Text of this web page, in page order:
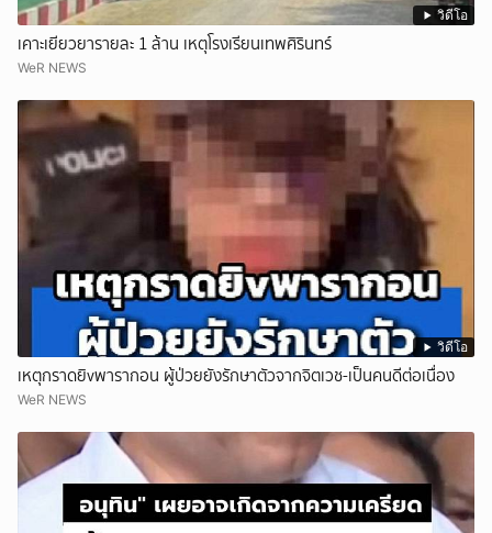
วิดีโอ
เคาะเยียวยารายละ 1 ล้าน เหตุโรงเรียนเทพศิรินทร์
WeR NEWS
วิดีโอ
เหตุกราดยิvพารากอน ผู้ป่วยยังรักษาตัวจากจิตเวช-เป็นคนดีต่อเนื่อง
WeR NEWS